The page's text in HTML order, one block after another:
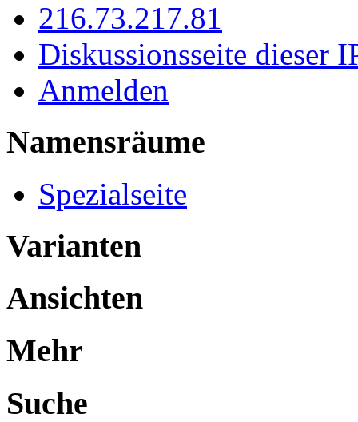
216.73.217.81
Diskussionsseite dieser
Anmelden
Namensräume
Spezialseite
Varianten
Ansichten
Mehr
Suche